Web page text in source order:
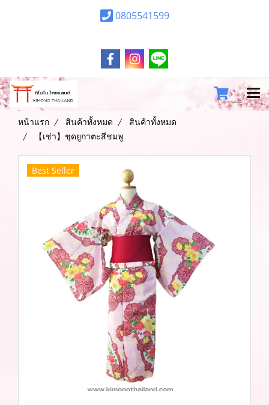
0805541599
หน้าแรก สินค้าทั้งหมด
สินค้าทั้งหมด
【เช่า】ชุดยูกาตะสีชมพู
Best Seller